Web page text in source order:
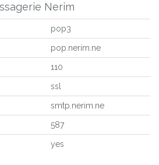
Nerim
pop3
pop.nerim.ne
110
ssl
smtp.nerim.ne
587
yes